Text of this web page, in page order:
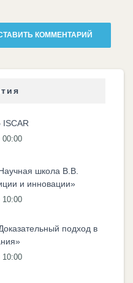
00:00
школа В.В.
и инновации»
10:00
подход в
10:00